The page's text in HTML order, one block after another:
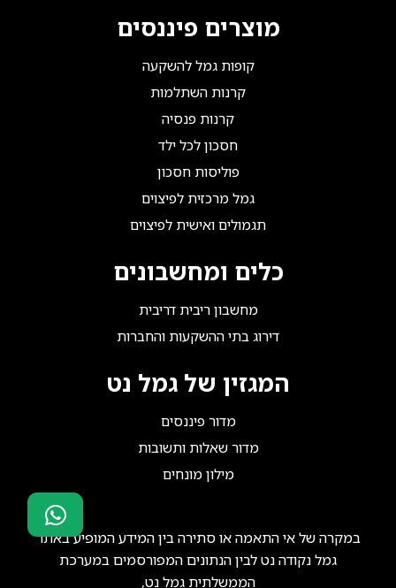
מוצרים פיננסים
קופות גמל להשקעה
קרנות השתלמות
קרנות פנסיה
חסכון לכל ילד
פוליסות חסכון
גמל מרכזית לפיצוים
תגמולים ואישית לפיצוים
כלים ומחשבונים
מחשבון ריבית דריבית
דירוג בתי ההשקעות והחברות
המגזין של גמל נט
מדור פיננסים
מדור שאלות ותשובות
מילון מונחים
במקרה של אי התאמה או סתירה בין המידע המופיע באתר
גמל נקודה נט לבין הנתונים המפורסמים במערכת
הממשלתית גמל נט,
סוכני ביטוח?
הצטרפו אלינו!